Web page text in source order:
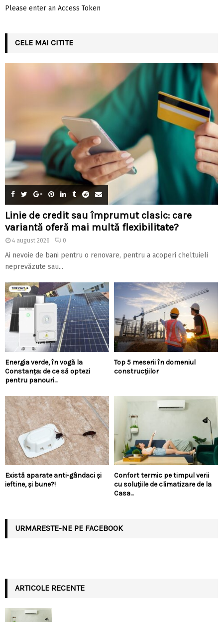
Please enter an Access Token
CELE MAI CITITE
Linie de credit sau împrumut clasic: care
variantă oferă mai multă flexibilitate?
4 august 2026 0
Ai nevoie de bani pentru o renovare, pentru a acoperi cheltuieli
neprevăzute sau...
Energia verde, în vogă la
Constanța: de ce să optezi
pentru panouri...
Top 5 meserii în domeniul
construcțiilor
Există aparate anti-gândaci și
ieftine, și bune?!
Confort termic pe timpul verii
cu soluțiile de climatizare de la
Casa...
URMARESTE-NE PE FACEBOOK
ARTICOLE RECENTE